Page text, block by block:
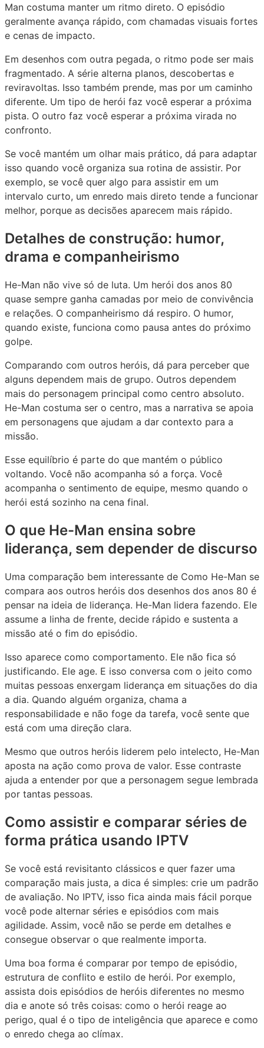
Man costuma manter um ritmo direto. O episódio
geralmente avança rápido, com chamadas visuais fortes
e cenas de impacto.
Em desenhos com outra pegada, o ritmo pode ser mais
fragmentado. A série alterna planos, descobertas e
reviravoltas. Isso também prende, mas por um caminho
diferente. Um tipo de herói faz você esperar a próxima
pista. O outro faz você esperar a próxima virada no
confronto.
Se você mantém um olhar mais prático, dá para adaptar
isso quando você organiza sua rotina de assistir. Por
exemplo, se você quer algo para assistir em um
intervalo curto, um enredo mais direto tende a funcionar
melhor, porque as decisões aparecem mais rápido.
Detalhes de construção: humor,
drama e companheirismo
He-Man não vive só de luta. Um herói dos anos 80
quase sempre ganha camadas por meio de convivência
e relações. O companheirismo dá respiro. O humor,
quando existe, funciona como pausa antes do próximo
golpe.
Comparando com outros heróis, dá para perceber que
alguns dependem mais de grupo. Outros dependem
mais do personagem principal como centro absoluto.
He-Man costuma ser o centro, mas a narrativa se apoia
em personagens que ajudam a dar contexto para a
missão.
Esse equilíbrio é parte do que mantém o público
voltando. Você não acompanha só a força. Você
acompanha o sentimento de equipe, mesmo quando o
herói está sozinho na cena final.
O que He-Man ensina sobre
liderança, sem depender de discurso
Uma comparação bem interessante de Como He-Man se
compara aos outros heróis dos desenhos dos anos 80 é
pensar na ideia de liderança. He-Man lidera fazendo. Ele
assume a linha de frente, decide rápido e sustenta a
missão até o fim do episódio.
Isso aparece como comportamento. Ele não fica só
justificando. Ele age. E isso conversa com o jeito como
muitas pessoas enxergam liderança em situações do dia
a dia. Quando alguém organiza, chama a
responsabilidade e não foge da tarefa, você sente que
está com uma direção clara.
Mesmo que outros heróis liderem pelo intelecto, He-Man
aposta na ação como prova de valor. Esse contraste
ajuda a entender por que a personagem segue lembrada
por tantas pessoas.
Como assistir e comparar séries de
forma prática usando IPTV
Se você está revisitanto clássicos e quer fazer uma
comparação mais justa, a dica é simples: crie um padrão
de avaliação. No IPTV, isso fica ainda mais fácil porque
você pode alternar séries e episódios com mais
agilidade. Assim, você não se perde em detalhes e
consegue observar o que realmente importa.
Uma boa forma é comparar por tempo de episódio,
estrutura de conflito e estilo de herói. Por exemplo,
assista dois episódios de heróis diferentes no mesmo
dia e anote só três coisas: como o herói reage ao
perigo, qual é o tipo de inteligência que aparece e como
o enredo chega ao clímax.